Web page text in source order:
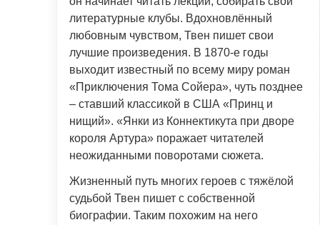
литературные клубы. Вдохновлённый
любовным чувством, Твен пишет свои
лучшие произведения. В 1870-е годы
выходит известный по всему миру роман
«Приключения Тома Сойера», чуть позднее
– ставший классикой в США «Принц и
нищий». «Янки из Коннектикута при дворе
короля Артура» поражает читателей
неожиданными поворотами сюжета.
Жизненный путь многих героев с тяжёлой
судьбой Твен пишет с собственной
биографии. Таким похожим на него